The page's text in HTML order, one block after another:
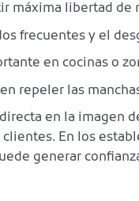
máxima libertad
frecuentes y el
en cocinas o
repeler las
en la imagen
En los
generar